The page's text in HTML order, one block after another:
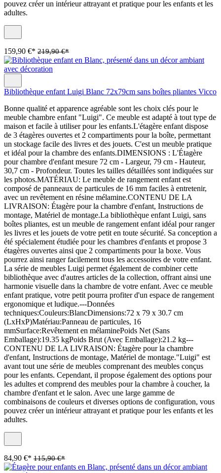
pouvez créer un intérieur attrayant et pratique pour les enfants et les
adultes.
159,90 €* 219,90 €*
Bibliothèque enfant Luigi Blanc 72x79cm sans boîtes pliantes Vicco
Bonne qualité et apparence agréable sont les choix clés pour le
meuble chambre enfant "Luigi". Ce meuble est adapté à tout type de
maison et facile à utiliser pour les enfants.L'étagère enfant dispose
de 3 étagères ouvertes et 2 compartiments pour la boîte, permettant
un stockage facile des livres et des jouets. C'est un meuble pratique
et idéal pour la chambre des enfants.DIMENSIONS : L'Étagère
pour chambre d'enfant mesure 72 cm - Largeur, 79 cm - Hauteur,
30,7 cm - Profondeur. Toutes les tailles détaillées sont indiquées sur
les photos.MATÉRIAU: Le meuble de rangement enfant est
composé de panneaux de particules de 16 mm faciles à entretenir,
avec un revêtement en résine mélamine.CONTENU DE LA
LIVRAISON: Étagère pour la chambre d'enfant, Instructions de
montage, Matériel de montage.La bibliothèque enfant Luigi, sans
boîtes pliantes, est un meuble de rangement enfant idéal pour ranger
les livres et les jouets de votre petit en toute sécurité. Sa conception a
été spécialement étudiée pour les chambres d'enfants et propose 3
étagères ouvertes ainsi que 2 compartiments pour la boxe. Vous
pourrez ainsi ranger facilement tous les accessoires de votre enfant.
La série de meubles Luigi permet également de combiner cette
bibliothèque avec d'autres articles de la collection, offrant ainsi une
harmonie visuelle dans la chambre de votre enfant. Avec ce meuble
enfant pratique, votre petit pourra profiter d'un espace de rangement
ergonomique et ludique.---Données
techniques:Couleurs:BlancDimensions:72 x 79 x 30.7 cm
(LxHxP)Matériau:Panneau de particules, 16
mmSurface:Revêtement en mélaminePoids Net (Sans
Emballage):19.35 kgPoids Brut (Avec Emballage):21.2 kg---
CONTENU DE LA LIVRAISON: Étagère pour la chambre
d'enfant, Instructions de montage, Matériel de montage."Luigi" est
avant tout une série de meubles comprenant des meubles conçus
pour les enfants. Cependant, il propose également des options pour
les adultes et comprend des meubles pour la chambre à coucher, la
chambre d'enfant et le salon. Avec une large gamme de
combinaisons de couleurs et diverses options de configuration, vous
pouvez créer un intérieur attrayant et pratique pour les enfants et les
adultes.
84,90 €* 115,90 €*